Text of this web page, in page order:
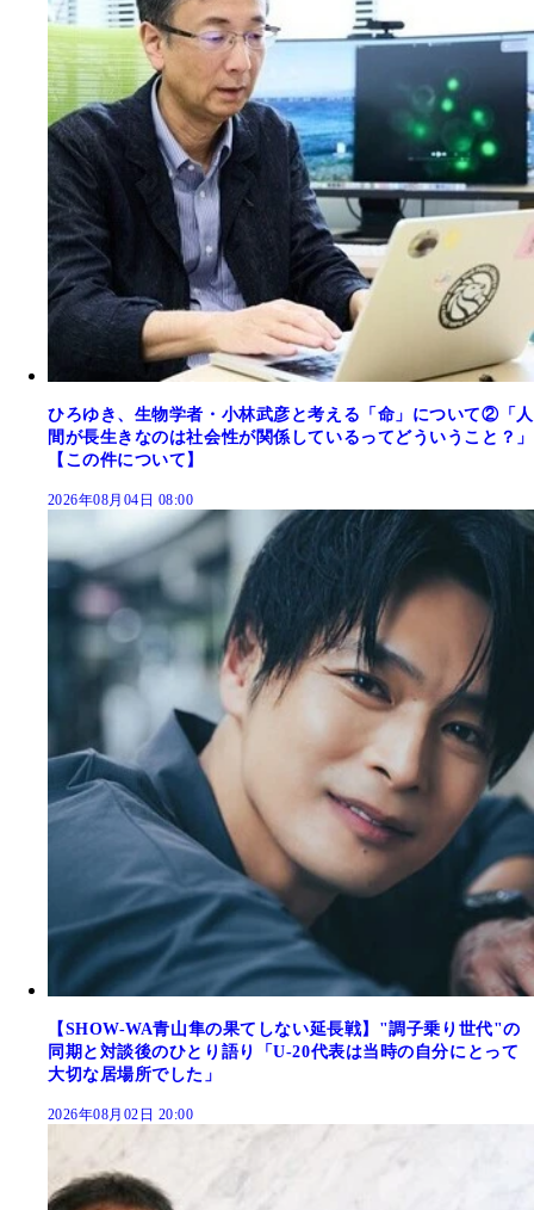
ひろゆき、生物学者・小林武彦と考える「命」について②「人
間が長生きなのは社会性が関係しているってどういうこと？」
【この件について】
2026年08月04日 08:00
【SHOW-WA青山隼の果てしない延長戦】"調子乗り世代"の
同期と対談後のひとり語り「U-20代表は当時の自分にとって
大切な居場所でした」
2026年08月02日 20:00